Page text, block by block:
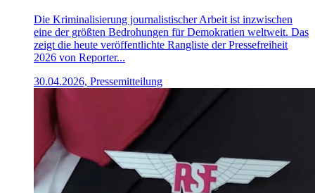
Die Kriminalisierung journalistischer Arbeit ist inzwischen
eine der größten Bedrohungen für Demokratien weltweit. Das
zeigt die heute veröffentlichte Rangliste der Pressefreiheit
2026 von Reporter...
30.04.2026, Pressemitteilung